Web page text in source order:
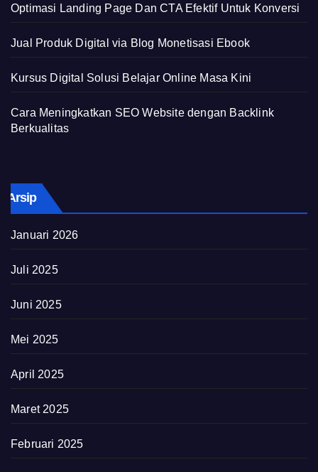
Optimasi Landing Page Dan CTA Efektif Untuk Konversi
Jual Produk Digital via Blog Monetisasi Ebook
Kursus Digital Solusi Belajar Online Masa Kini
Cara Meningkatkan SEO Website dengan Backlink
Berkualitas
Arsip
Januari 2026
Juli 2025
Juni 2025
Mei 2025
April 2025
Maret 2025
Februari 2025